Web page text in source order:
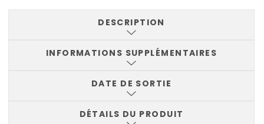
DESCRIPTION
INFORMATIONS SUPPLÉMENTAIRES
DATE DE SORTIE
DÉTAILS DU PRODUIT